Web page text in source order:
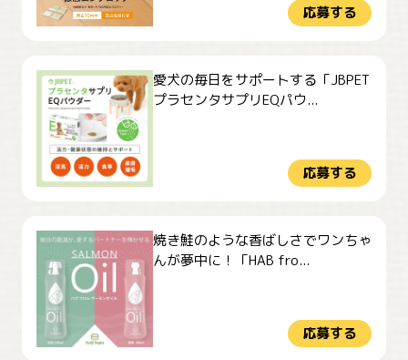
応募する
愛犬の毎日をサポートする「JBPET
プラセンタサプリEQパウ...
応募する
焼き鮭のような香ばしさでワンちゃ
んが夢中に！「HAB fro...
応募する